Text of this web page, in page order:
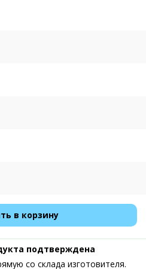
в корзину
подтверждена
со склада изготовителя.